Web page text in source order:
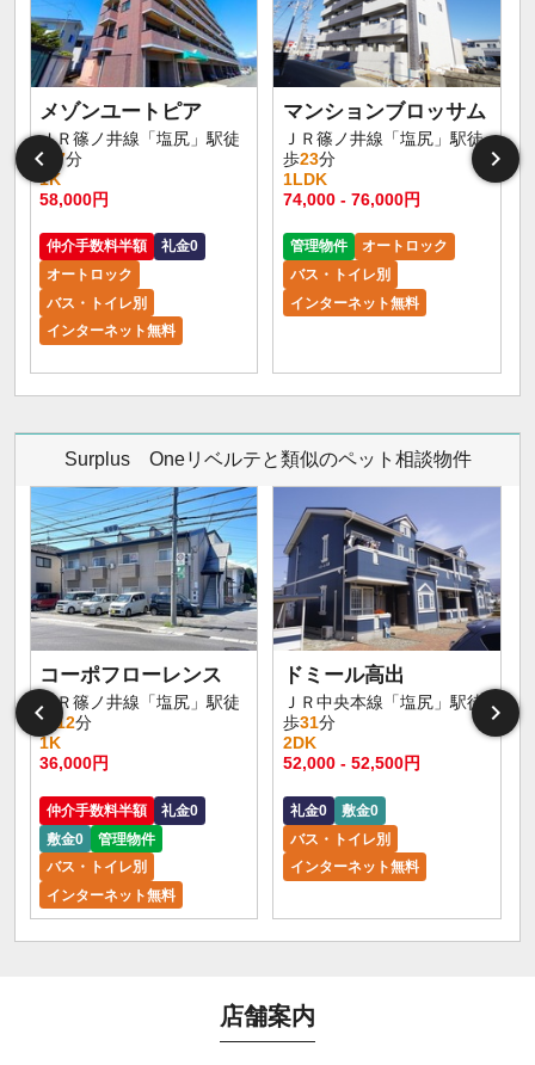
メゾンユートピア
ＪＲ篠ノ井線「塩尻」駅徒
歩
7分
1K
58,000円
仲介手数料半額
礼金0
オートロック
バス・トイレ別
インターネット無料
マンションブロッサム
ＪＲ篠ノ井線「塩尻」駅徒
歩23分
1LDK
74,000 - 76,000円
管理物件
オートロック
バス・トイレ別
インターネット無料
Surplus Oneリベルテと類似のペット相談物件
コーポフローレンス
ＪＲ篠ノ井線「塩尻」駅徒
歩 12分
1K
36,000円
仲介手数料半額
礼金0
敷金0
管理物件
バス・トイレ別
インターネット無料
ドミール高出
ＪＲ中央本線「塩尻」駅徒
歩31分
2DK
52,000 - 52,500円
礼金0
敷金0
バス・トイレ別
インターネット無料
店舗案内